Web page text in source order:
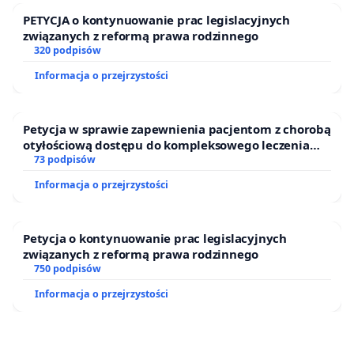
PETYCJA o kontynuowanie prac legislacyjnych
związanych z reformą prawa rodzinnego
320 podpisów
Informacja o przejrzystości
Petycja w sprawie zapewnienia pacjentom z chorobą
otyłościową dostępu do kompleksowego leczenia
oraz programów profilaktycznych.
73 podpisów
Informacja o przejrzystości
Petycja o kontynuowanie prac legislacyjnych
związanych z reformą prawa rodzinnego
750 podpisów
Informacja o przejrzystości